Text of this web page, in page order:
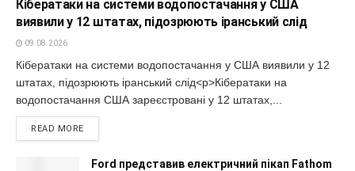
Кібератаки на системи водопостачання у США
виявили у 12 штатах, підозрюють іранський слід
09.08.2026
Кібератаки на системи водопостачання у США виявили у 12
штатах, підозрюють іранський слід<p>Кібератаки на
водопостачання США зареєстровані у 12 штатах,...
READ MORE
Ford представив електричний пікап Fathom